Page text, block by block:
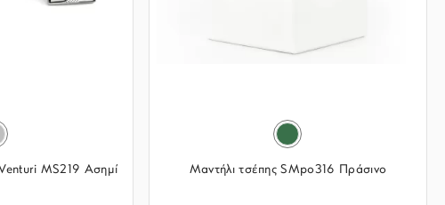
MS219 Ασημί Μαντήλι τσέπης SMpo316 Πράσινο